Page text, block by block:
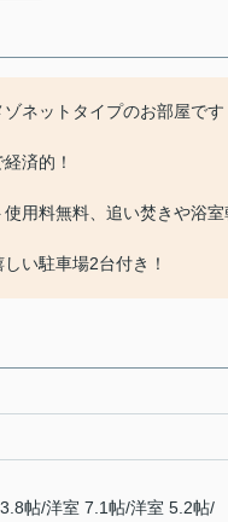
ネットタイプのお部屋です
済的！
使用料無料、追い焚きや浴
い駐車場2台付き！
帖/洋室 7.1帖/洋室 5.2帖/